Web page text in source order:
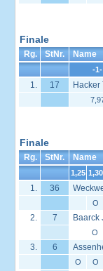
Finale
Rg. StNr. Name
-1-
1. 17 Hacker
Finale
Rg. StNr. Name
1,25 1,30
1. 36
O
2. 7 Baarck
O
3. 6
O O